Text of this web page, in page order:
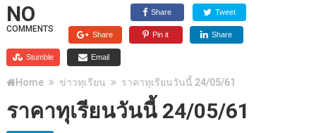
NO
COMMENTS
Share Tweet
Share Pin it Share
Stumble Email
Home ข่าวทุเรียน ราคาทุเรียนวันนี้ 24/05/61
ราคาทุเรียนวันนี้ 24/05/61